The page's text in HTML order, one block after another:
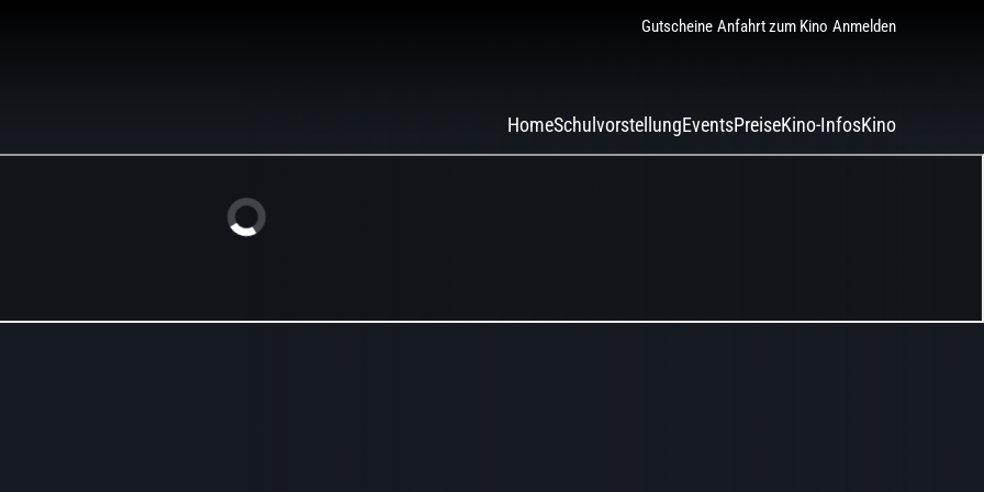
Gutscheine Anfahrt zum Kino Anmelden
HomeSchulvorstellungEventsPreiseKino-InfosKino